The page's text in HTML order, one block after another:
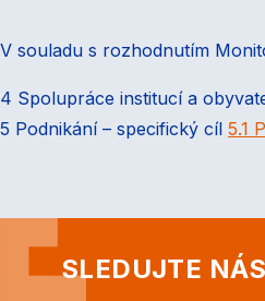
V souladu s rozhodnutím
4 Spolupráce institucí a
5 Podnikání – specifický cíl 5.1
SLEDUJTE